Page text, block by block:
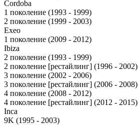
Cordoba
1 поколение (1993 - 1999)
2 поколение (1999 - 2003)
Exeo
1 поколение (2009 - 2012)
Ibiza
2 поколение (1993 - 1999)
2 поколение [рестайлинг] (1996 - 2002)
3 поколение (2002 - 2006)
3 поколение [рестайлинг] (2006 - 2008)
4 поколение (2008 - 2012)
4 поколение [рестайлинг] (2012 - 2015)
Inca
9K (1995 - 2003)